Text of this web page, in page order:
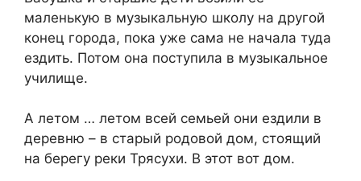
маленькую в музыкальную школу на другой
конец города, пока уже сама не начала туда
ездить. Потом она поступила в музыкальное
училище.
А летом … летом всей семьей они ездили в
деревню – в старый родовой дом, стоящий
на берегу реки Трясухи. В этот вот дом.